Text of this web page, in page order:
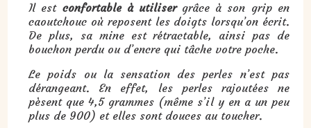
Il est confortable à utilisergrâce à son grip en
caoutchouc où reposent les doigts lorsqu’on écrit.
De plus, sa mine est rétractable, ainsi pas de
bouchon perdu ou d’encre qui tâche votre poche.
Le poids ou la sensation des perles n’est pas
dérangeant. En effet, les perles rajoutées ne
pèsent que 4,5 grammes (même s’il y en a un peu
plus de 900) et elles sont douces au toucher.